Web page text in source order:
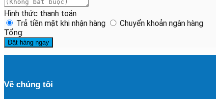
Hình thức thanh toán
Trả tiền mặt khi nhận hàng
Chuyển khoản ngân hàng
Tổng:
Đặt hàng ngay
Về chúng tôi